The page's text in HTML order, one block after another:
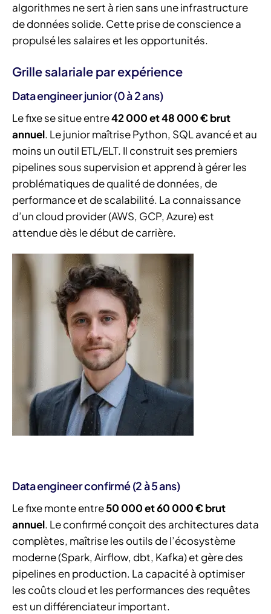
algorithmes ne sert à rien sans une infrastructure
de données solide. Cette prise de conscience a
propulsé les salaires et les opportunités.
Grille salariale par expérience
Data engineer junior (0 à 2 ans)
Le fixe se situe entre42 000 et 48 000 € brut
annuel. Le junior maîtrise Python, SQL avancé et au
moins un outil ETL/ELT. Il construit ses premiers
pipelines sous supervision et apprend à gérer les
problématiques de qualité de données, de
performance et de scalabilité. La connaissance
d’un cloud provider (AWS, GCP, Azure) est
attendue dès le début de carrière.
Data engineer confirmé (2 à 5 ans)
Le fixe monte entre50 000 et 60 000 € brut
annuel. Le confirmé conçoit des architectures data
complètes, maîtrise les outils de l’écosystème
moderne (Spark, Airflow, dbt, Kafka) et gère des
pipelines en production. La capacité à optimiser
les coûts cloud et les performances des requêtes
est un différenciateur important.